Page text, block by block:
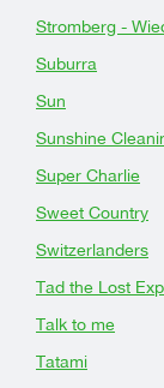
Stromberg -
Suburra
Sun
Sunshine
Super Charlie
Sweet Country
Switzerlanders
Tad the Lost
Talk to me
Tatami